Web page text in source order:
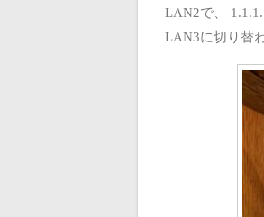
LAN2で、
LAN3に切り替